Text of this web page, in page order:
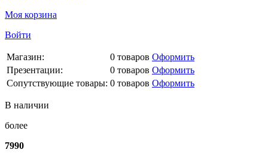
Моя корзина
Войти
Магазин: 0 товаров Оформить
Презентации:
0 товаров Оформить
Сопутствующие товары: 0 товаров Оформить
В наличии
более
7990